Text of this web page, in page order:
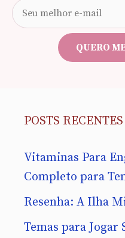
QUERO
POSTS RECENTES
Vitaminas Para
Completo para
Resenha: A Ilha
Temas para Jogar